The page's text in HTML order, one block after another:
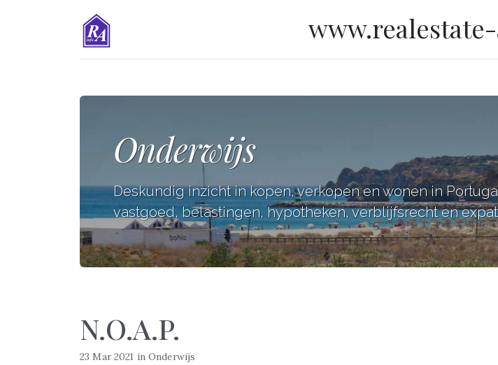
Onderwijs
Deskundig inzicht in kopen, verkopen en wonen in
vastgoed, belastingen, hypotheken, verblijfsrecht en
N.O.A.P.
23 Mar 2021 inOnderwijs